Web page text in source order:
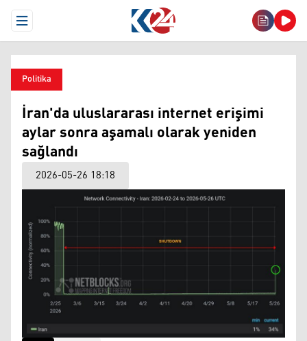
Open Menu
Politika
İran'da uluslararası internet erişimi
aylar sonra aşamalı olarak yeniden
sağlandı
2026-05-26 18:18